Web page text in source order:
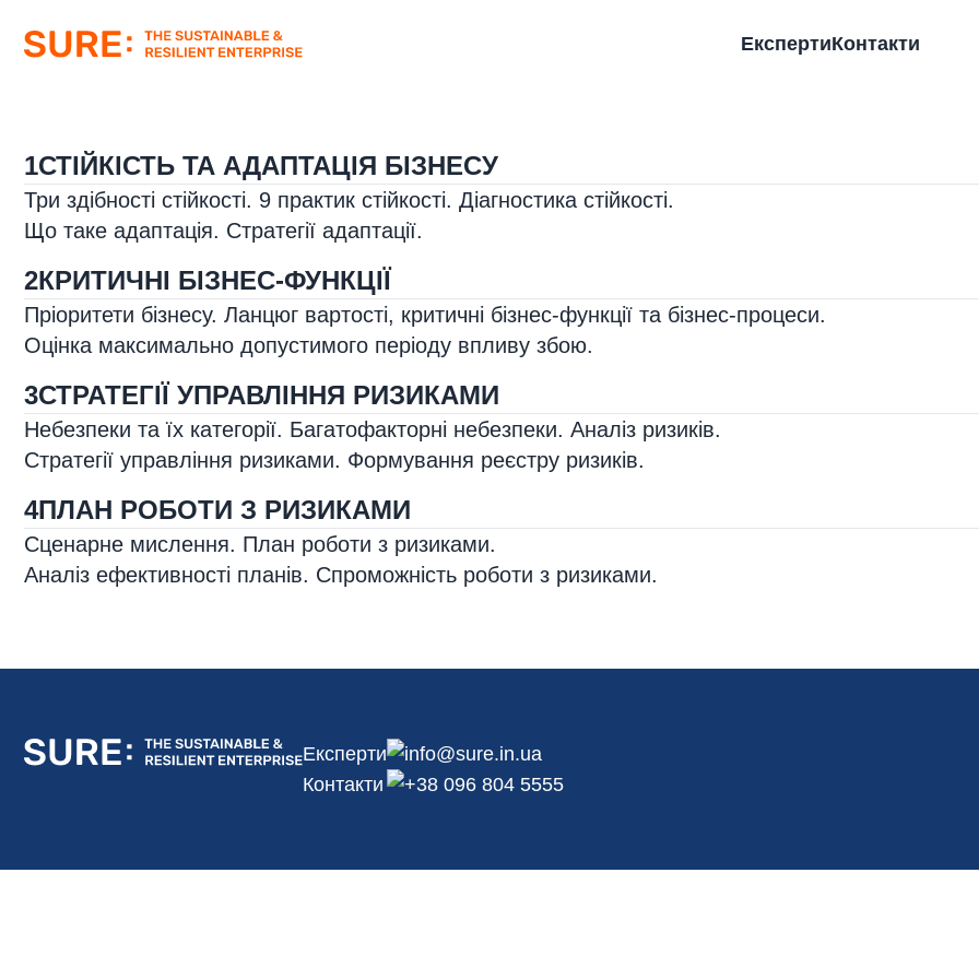
ЕкспертиКонтакти
МОДУЛІ НАВЧАЛЬНО-КОНСУЛЬТАЦІЙНОЇ
1СТІЙКІСТЬ ТА АДАПТАЦІЯ БІЗНЕСУ
Три здібності стійкості. 9 практик стійкості. Діагностика стійкості.
Що таке адаптація. Стратегії адаптації.
2КРИТИЧНІ БІЗНЕС-ФУНКЦІЇ
Пріоритети бізнесу. Ланцюг вартості, критичні бізнес-функції та бізнес-процеси.
Оцінка максимально допустимого періоду впливу збою.
3СТРАТЕГІЇ УПРАВЛІННЯ РИЗИКАМИ
Небезпеки та їх категорії. Багатофакторні небезпеки. Аналіз ризиків.
Стратегії управління ризиками. Формування реєстру ризиків.
4ПЛАН РОБОТИ З РИЗИКАМИ
Сценарне мислення. План роботи з ризиками.
Аналіз ефективності планів. Спроможність роботи з ризиками.
Експерти
Контакти
info@sure.in.ua
+38 096 804 5555